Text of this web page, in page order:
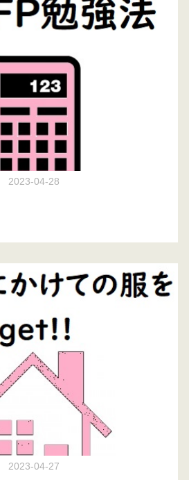
2023-04-28
2023-04-27